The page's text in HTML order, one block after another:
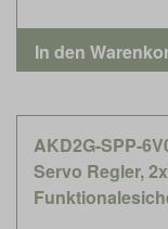
AKD2G-SPP-
Servo Regler,